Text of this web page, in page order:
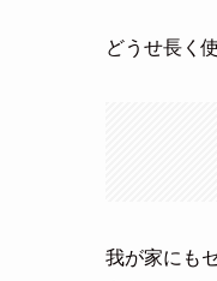
どうせ長く
我が家にも